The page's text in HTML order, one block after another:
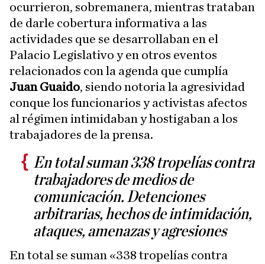
ocurrieron, sobremanera, mientras trataban
de darle cobertura informativa a las
actividades que se desarrollaban en el
Palacio Legislativo y en otros eventos
relacionados con la agenda que cumplía
Juan Guaido, siendo notoria la agresividad
conque los funcionarios y activistas afectos
al régimen intimidaban y hostigaban a los
trabajadores de la prensa.
En total suman 338 tropelías contra
trabajadores de medios de
comunicación. Detenciones
arbitrarias, hechos de intimidación,
ataques, amenazas y agresiones
En total se suman «338 tropelías contra